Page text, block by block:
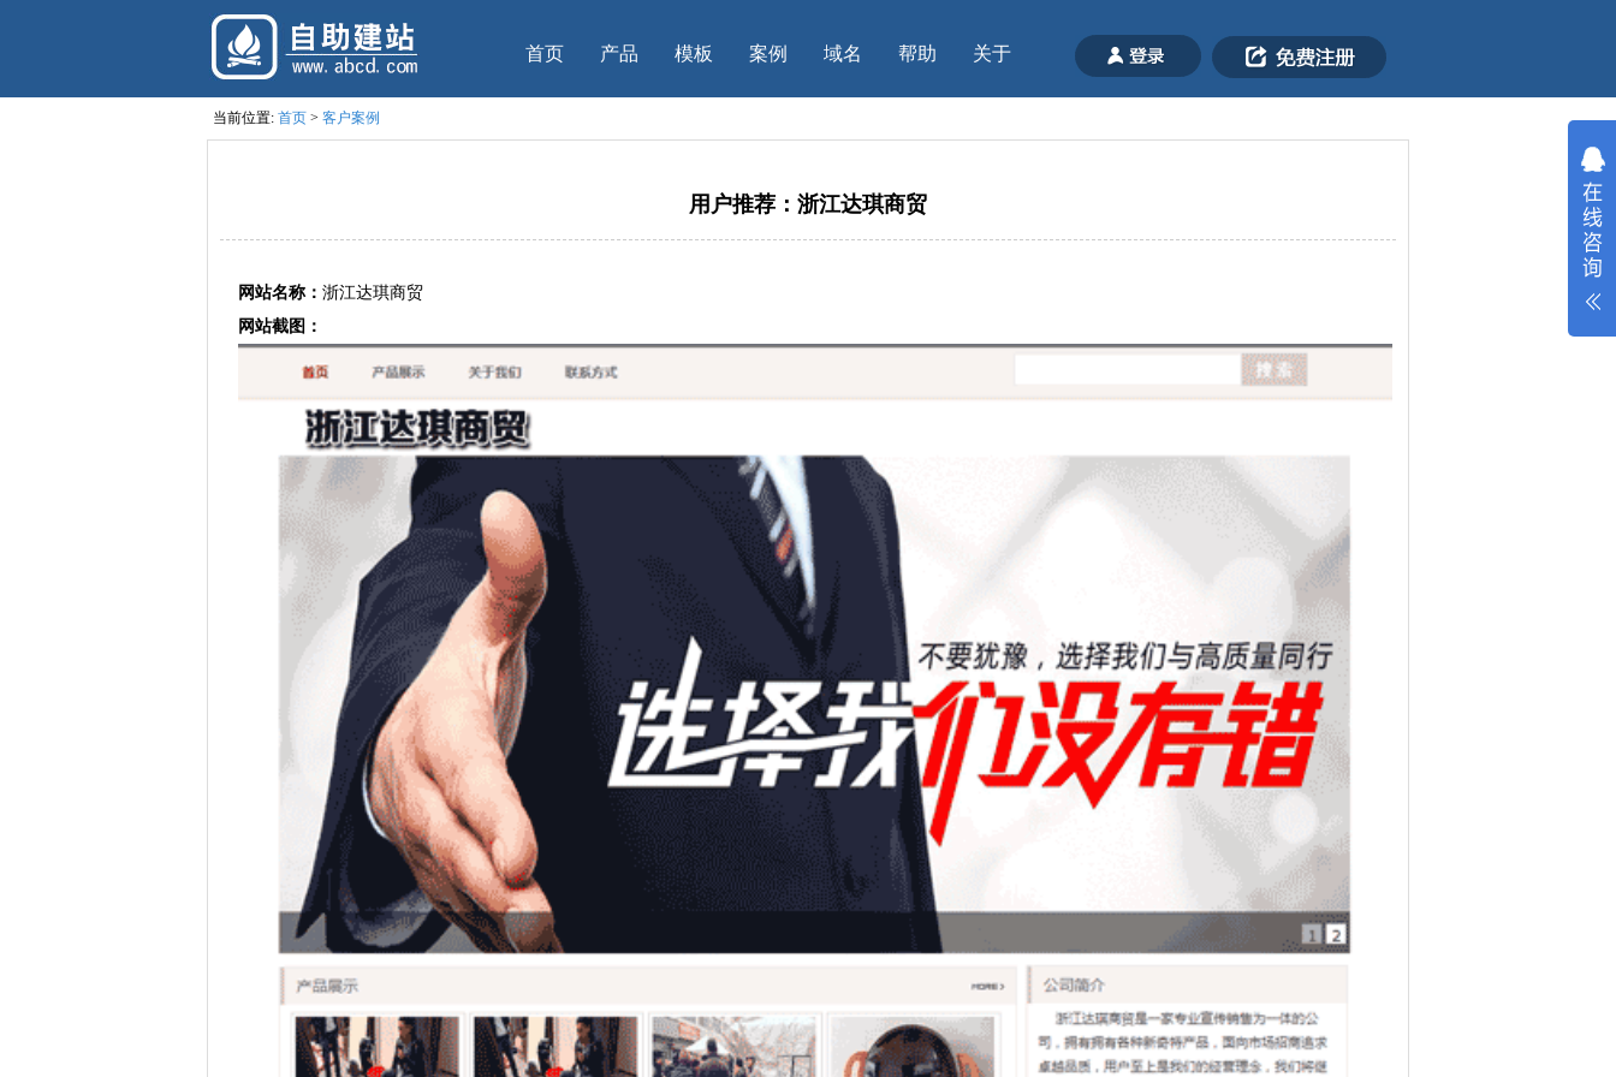
首页 产品 模板 案例 域名 帮助 关于
当前位置: 首页 > 客户案例
用户推荐：浙江达琪商贸
网站名称： 浙江达琪商贸
网站截图：